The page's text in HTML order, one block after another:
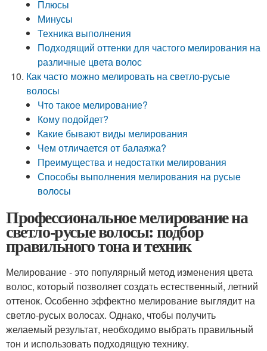
Плюсы
Минусы
Техника выполнения
Подходящий оттенки для частого мелирования на
различные цвета волос
Как часто можно мелировать на светло-русые
волосы
Что такое мелирование?
Кому подойдет?
Какие бывают виды мелирования
Чем отличается от балаяжа?
Преимущества и недостатки мелирования
Способы выполнения мелирования на русые
волосы
Профессиональное мелирование на
светло-русые волосы: подбор
правильного тона и техник
Мелирование - это популярный метод изменения цвета
волос, который позволяет создать естественный, летний
оттенок. Особенно эффектно мелирование выглядит на
светло-русых волосах. Однако, чтобы получить
желаемый результат, необходимо выбрать правильный
тон и использовать подходящую технику.